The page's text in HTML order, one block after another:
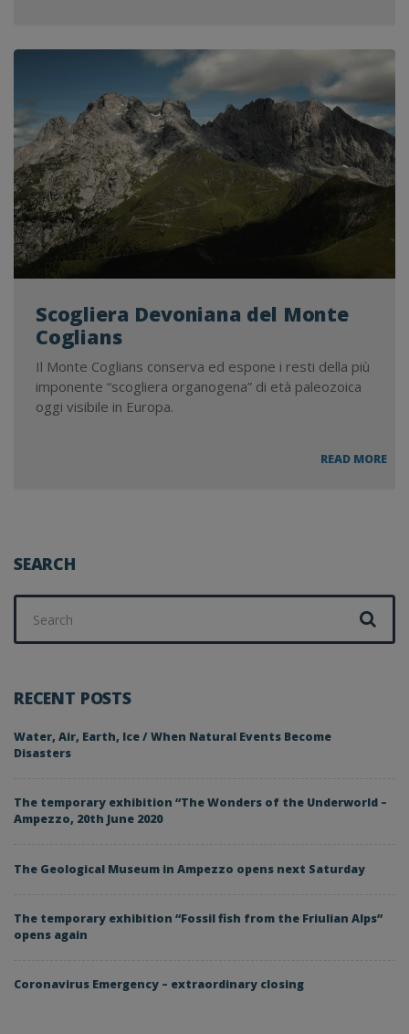
DI
Scogliera Devoniana del Monte
Coglians
Il Monte Coglians conserva ed espone i resti della più
imponente “scogliera organogena” di età paleozoica
oggi visibile in Europa.
READ MORE
SEARCH
for:
RECENT POSTS
Water, Air, Earth, Ice / When Natural Events Become
Disasters
The temporary exhibition “The Wonders of the Underworld –
Ampezzo, 20th June 2020
The Geological Museum in Ampezzo opens next Saturday
The temporary exhibition “Fossil fish from the Friulian Alps”
opens again
Coronavirus Emergency – extraordinary closing